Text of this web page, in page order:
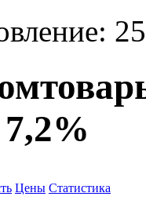
Цены Статистика